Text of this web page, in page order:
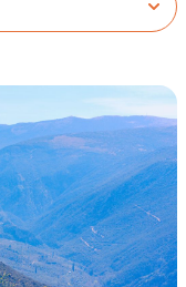
Marruecos
Asia
Europa
Tipo de viaje